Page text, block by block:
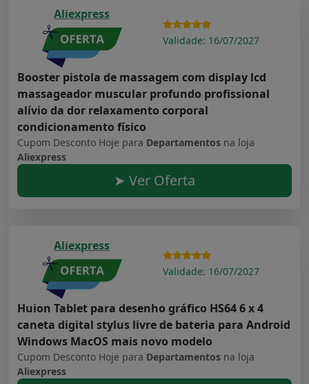
Aliexpress
Validade: 16/07/2027
Booster pistola de massagem com display lcd
massageador muscular profundo profissional
alívio da dor relaxamento corporal
condicionamento físico
Cupom Desconto Hoje para Departamentos na loja
Aliexpress
➤ Ver Oferta
Aliexpress
Validade: 16/07/2027
Huion Tablet para desenho gráfico HS64 6 x 4
caneta digital stylus livre de bateria para Android
Windows MacOS mais novo modelo
Cupom Desconto Hoje para Departamentos na loja
Aliexpress